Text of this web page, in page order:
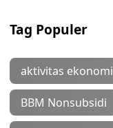
Tag Populer
aktivitas ekonomi
BBM Nonsubsidi